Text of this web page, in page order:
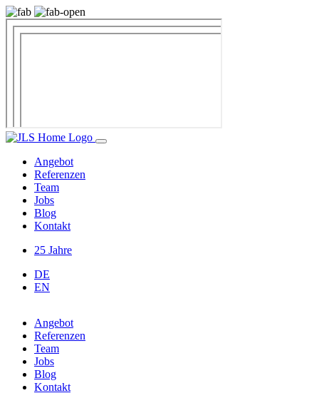
Angebot
Referenzen
Team
Jobs
Blog
Kontakt
25 Jahre
DE
EN
Angebot
Referenzen
Team
Jobs
Blog
Kontakt